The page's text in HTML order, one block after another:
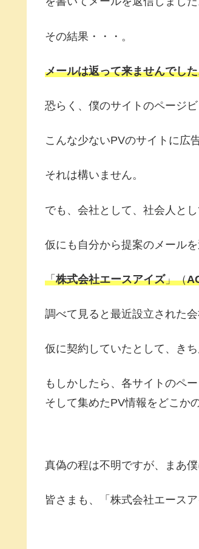
その結果・・・。
メールは返って来ませんでし
恐らく、僕のサイトのページ
こんな少ないPVのサイトに広
それは構いません。
でも、会社として、社会人と
仮にも自分から提案のメール
「株式会社エースアイズ」（
調べて見ると最近設立された
仮に契約していたとして、き
もしかしたら、各サイトのペ
そして集めたPV情報をどこか
真偽の程は不明ですが、まあ
皆さまも、「株式会社エース